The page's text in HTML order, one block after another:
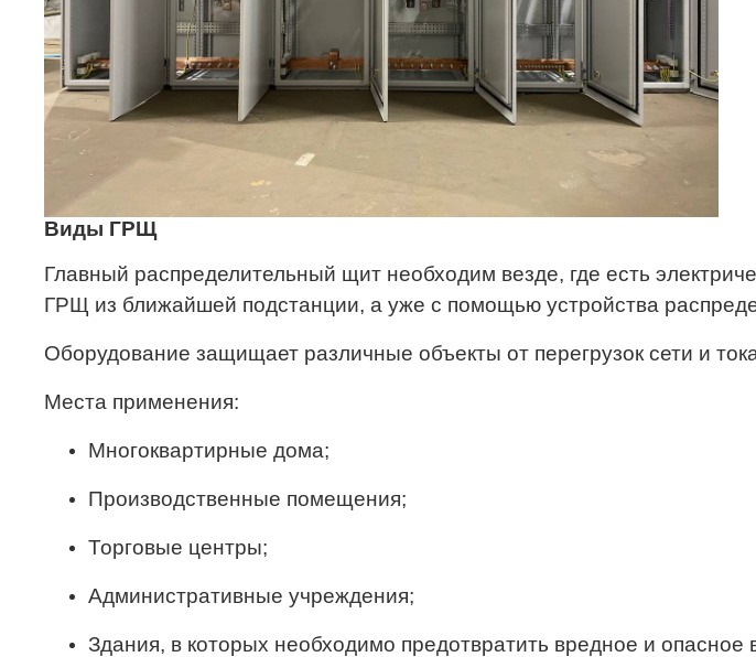
Виды ГРЩ
Главный распределительный щит необходим везде, где есть
ГРЩ из ближайшей подстанции, а уже с помощью устройства
Оборудование защищает различные объекты от перегрузок сети и
Места применения:
Многоквартирные дома;
Производственные помещения;
Торговые центры;
Административные учреждения;
Здания, в которых необходимо предотвратить вредное и опасное